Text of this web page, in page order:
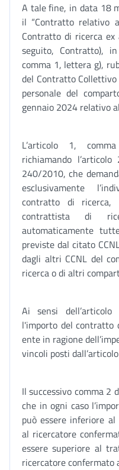
A tale fine, in data 18
il “Contratto relativo
Contratto di ricerca
seguito, Contratto),
comma 1, lettera g),
del Contratto Collettivo
personale del
gennaio 2024 relativo
L’articolo 1,
richiamando
240/2010, che
esclusivamente
contratto di ricerca,
contrattista di
automaticamente
previste dal citato
dagli altri CCNL del
ricerca o di altri
Ai sensi
l'importo del contratto
ente in ragione
vincoli posti
Il successivo comma 2
che in ogni caso
può essere inferiore
al ricercatore
essere superiore al
ricercatore confermato